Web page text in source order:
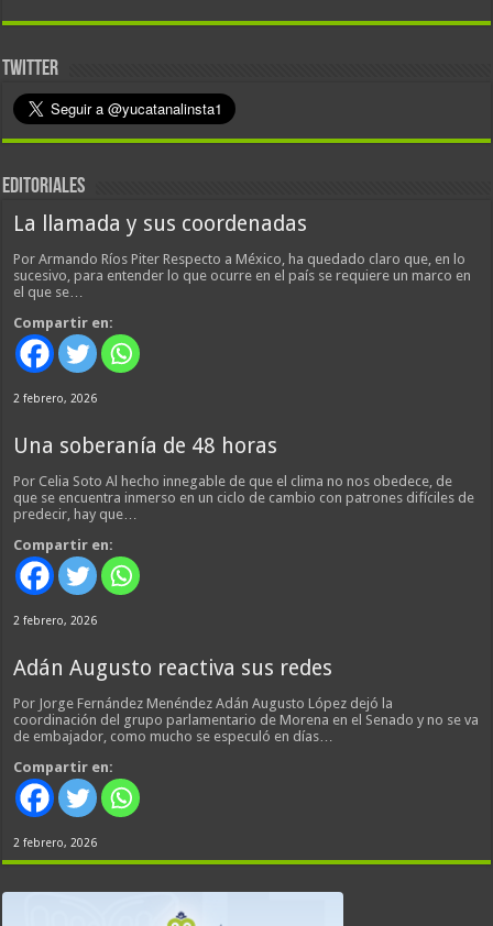
TWITTER
EDITORIALES
La llamada y sus coordenadas
Por Armando Ríos Piter Respecto a México, ha quedado claro que, en lo
sucesivo, para entender lo que ocurre en el país se requiere un marco en
el que se…
Compartir en:
2 febrero, 2026
Una soberanía de 48 horas
Por Celia Soto Al hecho innegable de que el clima no nos obedece, de
que se encuentra inmerso en un ciclo de cambio con patrones difíciles de
predecir, hay que…
Compartir en:
2 febrero, 2026
Adán Augusto reactiva sus redes
Por Jorge Fernández Menéndez Adán Augusto López dejó la
coordinación del grupo parlamentario de Morena en el Senado y no se va
de embajador, como mucho se especuló en días…
Compartir en:
2 febrero, 2026